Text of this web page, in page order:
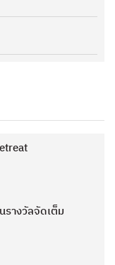
างวัลจัดเต็ม